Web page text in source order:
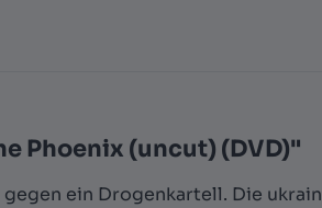
Phoenix (uncut) (DVD)"
ein Drogenkartell. Die